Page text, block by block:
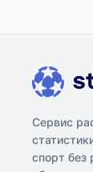
Сервис
спорт без